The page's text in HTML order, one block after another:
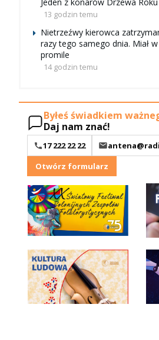
13 godzin temu
Nietrzeźwy kierowca
razy tego samego dnia. Miał
promile
14 godzin temu
Byłeś świadkiem
Daj nam znać!
17 222 22 22
Otwórz formularz